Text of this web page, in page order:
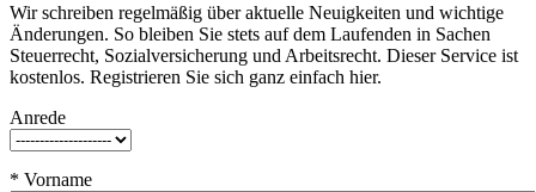
Wir schreiben regelmäßig über aktuelle Neuigkeiten und wichtige
Änderungen. So bleiben Sie stets auf dem Laufenden in Sachen
Steuerrecht, Sozialversicherung und Arbeitsrecht. Dieser Service ist
kostenlos. Registrieren Sie sich ganz einfach hier.
Anrede
* Vorname